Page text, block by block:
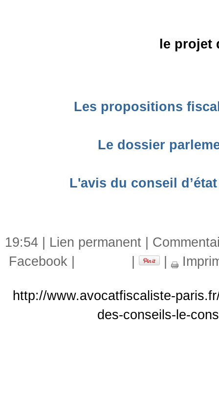
le projet
Les propositions
Le dossier
L'avis du conseil
19:54 | Lien permanent
Facebook
http://www.avocatfiscaliste-
des-conseils-le-